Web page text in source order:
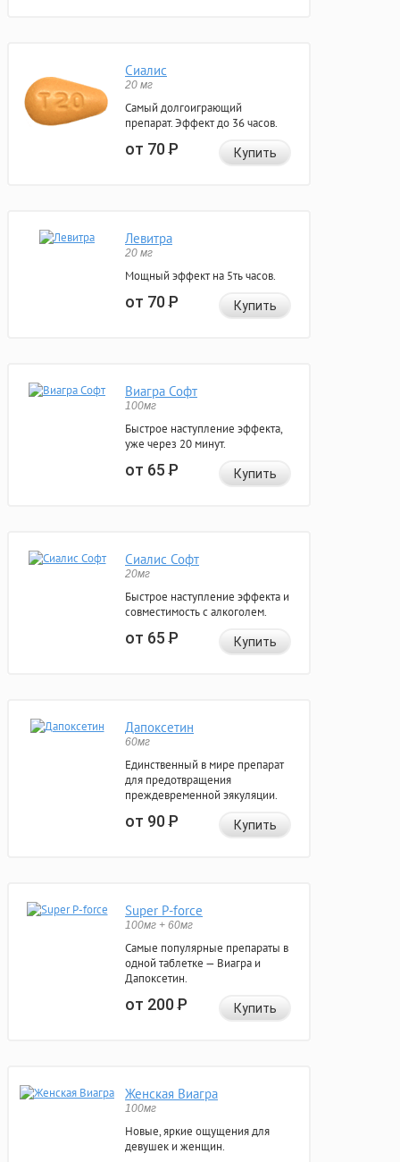
Сиалис
20 мг
Самый долгоиграющий
препарат. Эффект до 36 часов.
от 70Р Купить
Левитра
20 мг
Мощный эффект на 5ть часов.
от 70Р Купить
Виагра Софт
100мг
Быстрое наступление эффекта,
уже через 20 минут.
от 65Р Купить
Сиалис Софт
20мг
Быстрое наступление эффекта и
совместимость с алкоголем.
от 65Р Купить
Дапоксетин
60мг
Единственный в мире препарат
для предотвращения
преждевременной эякуляции.
от 90Р Купить
Super P-force
100мг + 60мг
Самые популярные препараты в
одной таблетке — Виагра и
Дапоксетин.
от 200Р Купить
Женская Виагра
100мг
Новые, яркие ощущения для
девушек и женщин.